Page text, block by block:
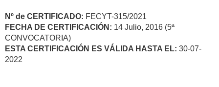
Nº de CERTIFICADO: FECYT-315/2021
FECHA DE CERTIFICACIÓN: 14 Julio, 2016 (5ª
CONVOCATORIA)
ESTA CERTIFICACIÓN ES VÁLIDA HASTA EL: 30-07-
2022